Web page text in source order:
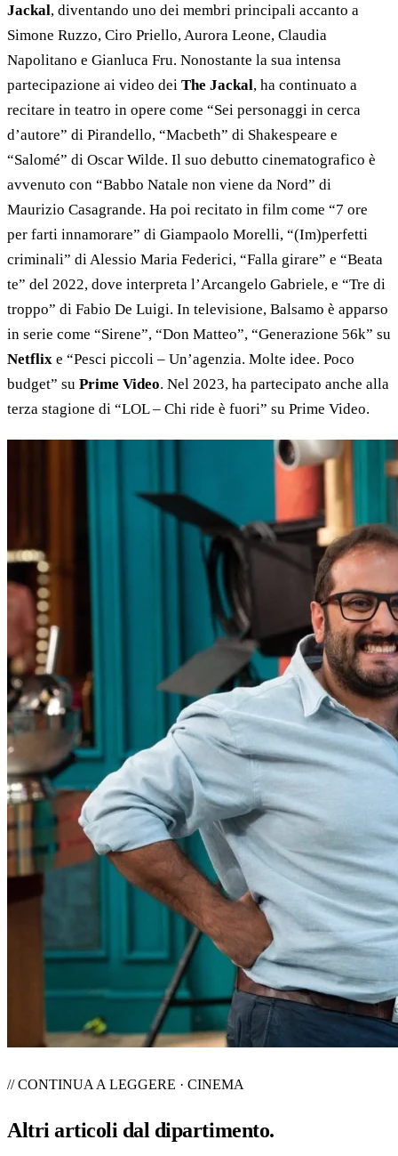
Jackal, diventando uno dei membri principali accanto a
Simone Ruzzo, Ciro Priello, Aurora Leone, Claudia
Napolitano e Gianluca Fru. Nonostante la sua intensa
partecipazione ai video dei The Jackal, ha continuato a
recitare in teatro in opere come “Sei personaggi in cerca
d’autore” di Pirandello, “Macbeth” di Shakespeare e
“Salomé” di Oscar Wilde. Il suo debutto cinematografico è
avvenuto con “Babbo Natale non viene da Nord” di
Maurizio Casagrande. Ha poi recitato in film come “7 ore
per farti innamorare” di Giampaolo Morelli, “(Im)perfetti
criminali” di Alessio Maria Federici, “Falla girare” e “Beata
te” del 2022, dove interpreta l’Arcangelo Gabriele, e “Tre di
troppo” di Fabio De Luigi. In televisione, Balsamo è apparso
in serie come “Sirene”, “Don Matteo”, “Generazione 56k” su
Netflix e “Pesci piccoli – Un’agenzia. Molte idee. Poco
budget” su Prime Video. Nel 2023, ha partecipato anche alla
terza stagione di “LOL – Chi ride è fuori” su Prime Video.
// CONTINUA A LEGGERE · CINEMA
Altri articoli dal dipartimento.